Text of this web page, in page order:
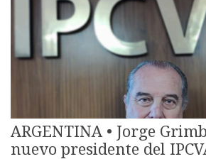
ARGENTINA • Jorge
nuevo presidente del